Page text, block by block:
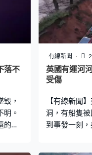
落不
，
明。
的
有線新聞
英國有運河
受傷
【有線新聞
洞，有船隻
到事發一刻